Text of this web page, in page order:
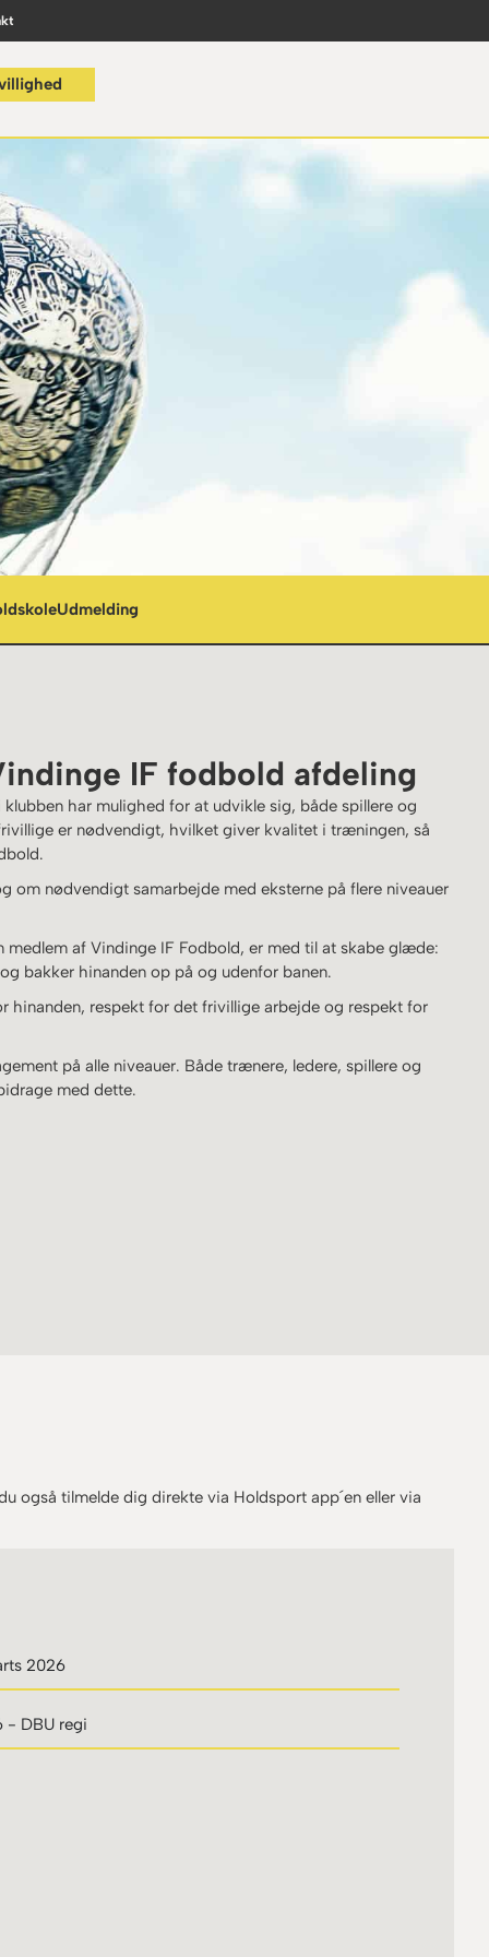
Udmelding
IF fodbold afdeling
klubben har mulighed for at udvikle sig, både spillere og
er nødvendigt, hvilket giver kvalitet i træningen, så
om nødvendigt samarbejde med eksterne på flere niveauer
medlem af Vindinge IF Fodbold, er med til at skabe glæde:
bakker hinanden op på og udenfor banen.
hinanden, respekt for det frivillige arbejde og respekt for
på alle niveauer. Både trænere, ledere, spillere og
med dette.
også tilmelde dig direkte via Holdsport app´en eller via
2026
- DBU regi